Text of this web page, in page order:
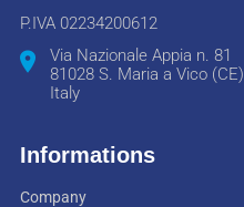
P.IVA 02234200612
Via Nazionale Appia n. 81
81028 S. Maria a Vico (CE)
Italy
Informations
Company